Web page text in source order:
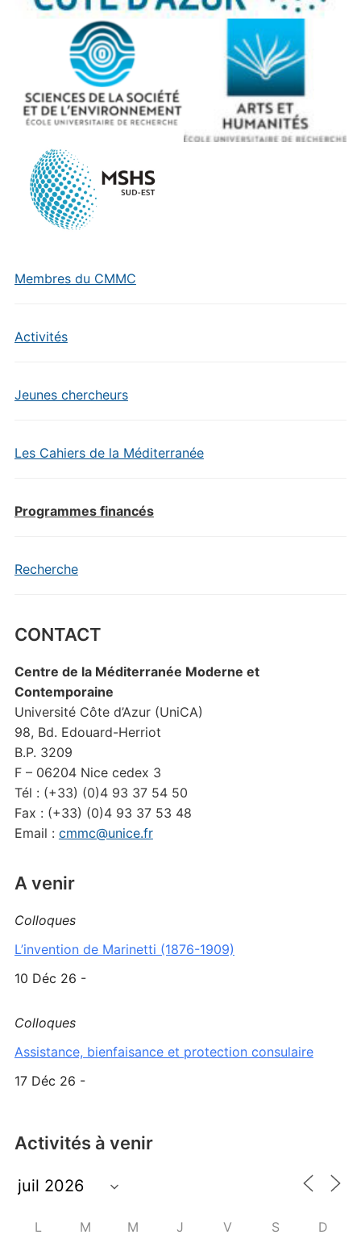
Membres du CMMC
Activités
Jeunes chercheurs
Les Cahiers de la Méditerranée
Programmes financés
Recherche
CONTACT
Centre de la Méditerranée Moderne et
Contemporaine
Université Côte d’Azur (UniCA)
98, Bd. Edouard-Herriot
B.P. 3209
F – 06204 Nice cedex 3
Tél : (+33) (0)4 93 37 54 50
Fax : (+33) (0)4 93 37 53 48
Email : cmmc@unice.fr
A venir
Colloques
L’invention de Marinetti (1876-1909)
10 Déc 26 -
Colloques
Assistance, bienfaisance et protection consulaire
17 Déc 26 -
Activités à venir
L M M J V S D